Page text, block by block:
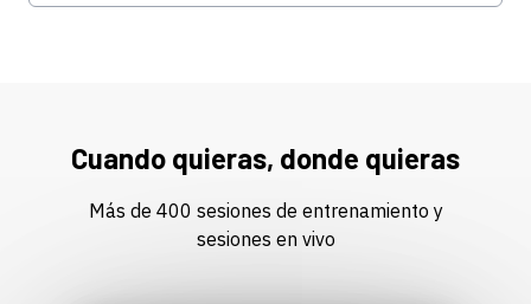
Cuando quieras, donde quieras
Más de 400 sesiones de entrenamiento y
sesiones en vivo